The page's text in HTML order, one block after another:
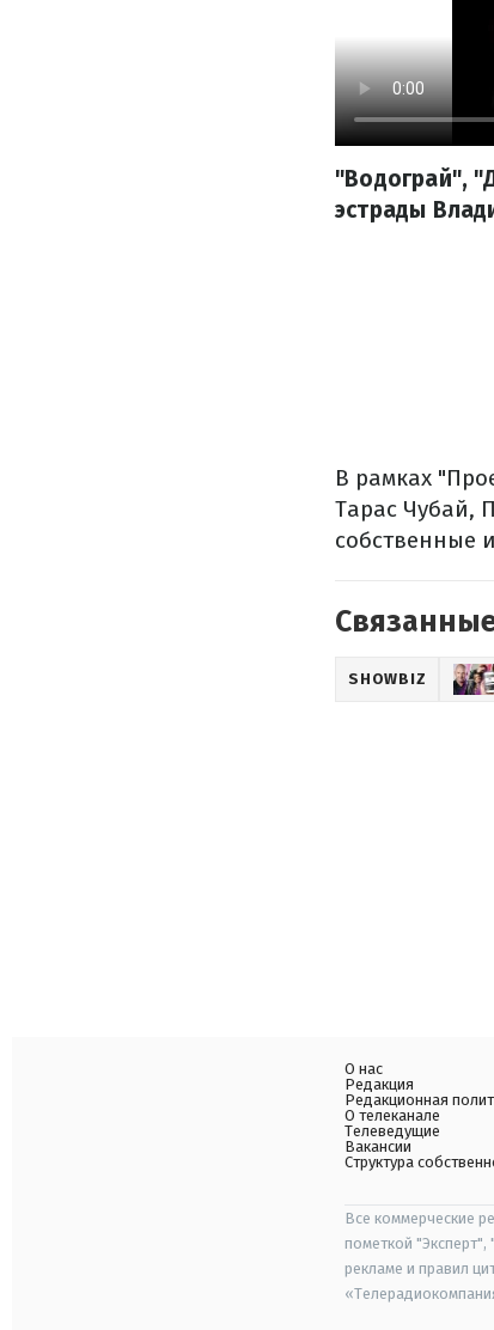
"Водограй",
эстрады
В рамках
Тарас Чубай,
собственные
SHOWBIZ
О нас
Редакция
Редакционная
О телеканале
Телеведущие
Вакансии
Структура
Все коммерческие
пометкой
рекламе и правил